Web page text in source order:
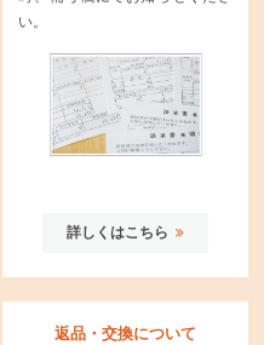
い。
詳しくはこちら
返品・交換について